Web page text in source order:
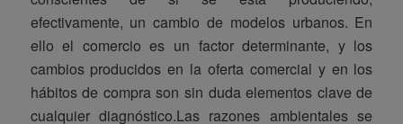
efectivamente, un cambio de modelos urbanos. En
ello el comercio es un factor determinante, y los
cambios producidos en la oferta comercial y en los
hábitos de compra son sin duda elementos clave de
cualquier diagnóstico.Las razones ambientales se